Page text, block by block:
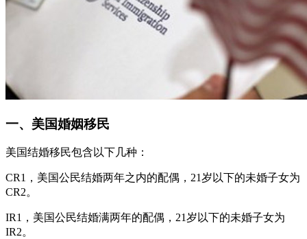
一、美国婚姻移民
美国结婚移民包含以下几种：
CR1，美国公民结婚两年之内的配偶，21岁以下的未婚子女为
CR2。
IR1，美国公民结婚满两年的配偶，21岁以下的未婚子女为
IR2。